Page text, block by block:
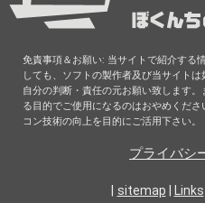
免責事項＆お願い: 当サイトで紹介する
しても、ソフトの製作者及び当サイト
自分の判断・責任の元お願い致します
る目的でご使用になるのはおやめくだ
コン技術の向上を目的にご活用下さい。
プライバシ
| sitemap | Links